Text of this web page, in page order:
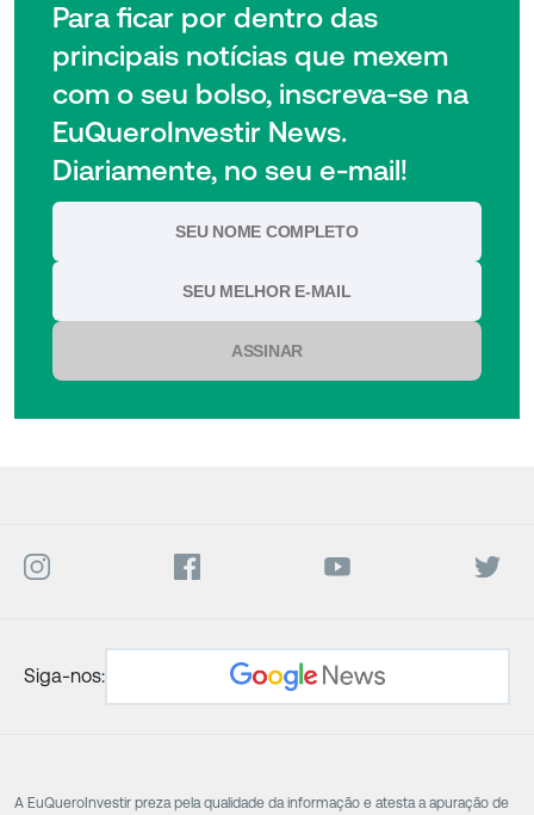
Para ficar por dentro das
principais notícias que mexem
com o seu bolso, inscreva-se na
EuQueroInvestir News.
Diariamente, no seu e-mail!
ASSINAR
Siga-nos:
A EuQueroInvestir preza pela qualidade da informação e atesta a apuração de